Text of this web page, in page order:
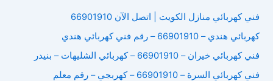
فني كهربائي منازل الكويت | اتصل الآن 66901910
كهربائي هندي – 66901910 – رقم فني كهربائي هندي
فني كهربائي خيران – 66901910 – كهربائي الشليهات – بنيدر
فني كهربائي السرة – 66901910 – كهربجي – رقم معلم